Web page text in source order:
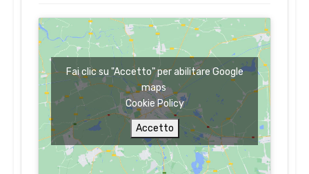
Fai clic su "Accetto" per abilitare Google
maps
Cookie Policy
Accetto